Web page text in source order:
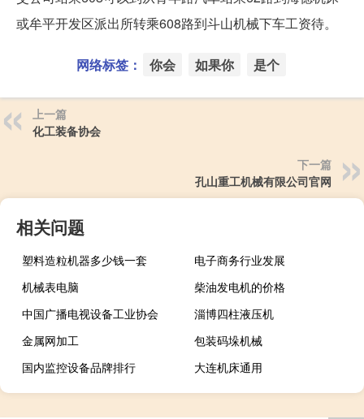
或牟平开发区派出所转乘608路到斗山机械下车工资待。
网络标签： 你会 如果你 是个
上一篇
化工装备协会
下一篇
孔山重工机械有限公司官网
相关问题
塑料造粒机器多少钱一套
电子商务行业发展
机械表电脑
柴油发电机的价格
中国广播电视设备工业协会
淄博四柱液压机
金属网加工
包装码垛机械
国内监控设备品牌排行
大连机床通用